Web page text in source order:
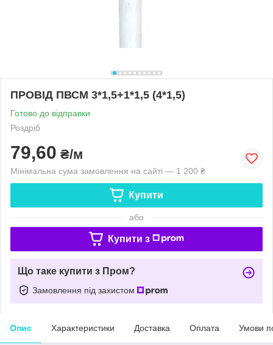
ПРОВІД ПВСМ 3*1,5+1*1,5 (4*1,5)
Готово до відправки
Роздріб
79,60 ₴/м
Мінімальна сума замовлення на сайті — 1 200 ₴
Купити
або
Купити з
Що таке купити з Пром?
Замовлення під захистом
Опис Характеристики Доставка Оплата Умови